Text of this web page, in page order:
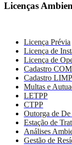
Licenças
Licença Prévia
Licença de
Licença de
Cadastro
Cadastro
Multas e
LETPP
CTPP
Outorga de
Estação de
Análises
Gestão de